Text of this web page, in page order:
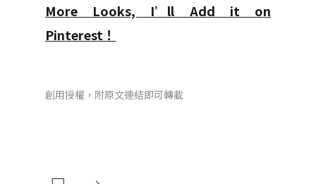
More Looks, I’ll Add it on
Pinterest！
創用授權，附原文連結即可轉載